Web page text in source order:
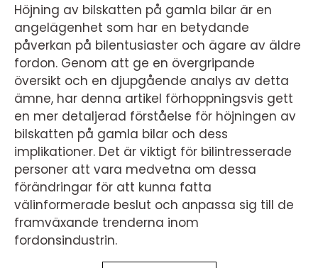
Höjning av bilskatten på gamla bilar är en
angelägenhet som har en betydande
påverkan på bilentusiaster och ägare av äldre
fordon. Genom att ge en övergripande
översikt och en djupgående analys av detta
ämne, har denna artikel förhoppningsvis gett
en mer detaljerad förståelse för höjningen av
bilskatten på gamla bilar och dess
implikationer. Det är viktigt för bilintresserade
personer att vara medvetna om dessa
förändringar för att kunna fatta
välinformerade beslut och anpassa sig till de
framväxande trenderna inom
fordonsindustrin.